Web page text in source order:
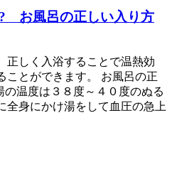
お風呂の正しい入り方
正しく入浴することで温熱効
ことができます。 お風呂の正
温度は３８度～４０度のぬる
身にかけ湯をして血圧の急上